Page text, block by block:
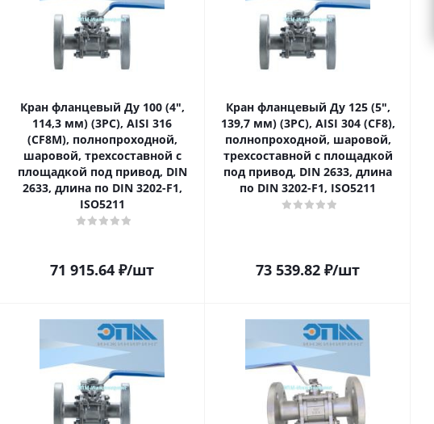
Кран фланцевый Ду 100 (4ʺ,
114,3 мм) (3PC), AISI 316
(CF8М), полнопроходной,
шаровой, трехсоставной с
площадкой под привод, DIN
2633, длина по DIN 3202-F1,
ISO5211
71 915.64 ₽/шт
Кран фланцевый Ду 125 (5ʺ,
139,7 мм) (3PC), AISI 304 (CF8),
полнопроходной, шаровой,
трехсоставной с площадкой
под привод, DIN 2633, длина
по DIN 3202-F1, ISO5211
73 539.82 ₽/шт